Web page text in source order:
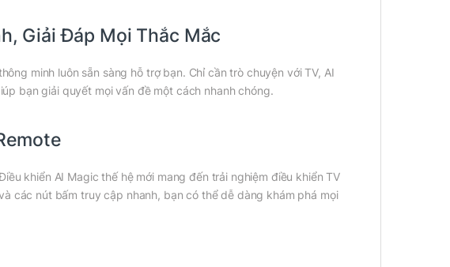
Giải Đáp Mọi Thắc Mắc
minh luôn sẵn sàng hỗ trợ bạn. Chỉ cần trò chuyện với TV, AI
bạn giải quyết mọi vấn đề một cách nhanh chóng.
khiển AI Magic thế hệ mới mang đến trải nghiệm điều khiển TV
các nút bấm truy cập nhanh, bạn có thể dễ dàng khám phá mọi